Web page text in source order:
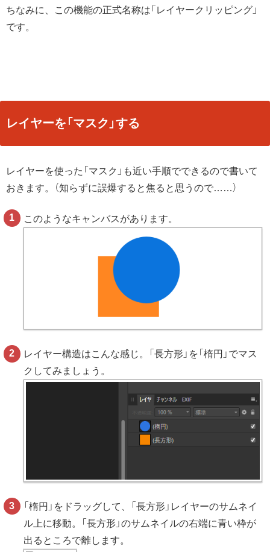
ちなみに、この機能の正式名称は「レイヤークリッピング」
です。
レイヤーを「マスク」する
レイヤーを使った「マスク」も近い手順でできるので書いて
おきます。（知らずに誤爆すると焦ると思うので……）
このようなキャンバスがあります。
レイヤー構造はこんな感じ。「長方形」を「楕円」でマス
クしてみましょう。
「楕円」をドラッグして、「長方形」レイヤーのサムネイ
ル上に移動。「長方形」のサムネイルの右端に青い枠が
出るところで離します。